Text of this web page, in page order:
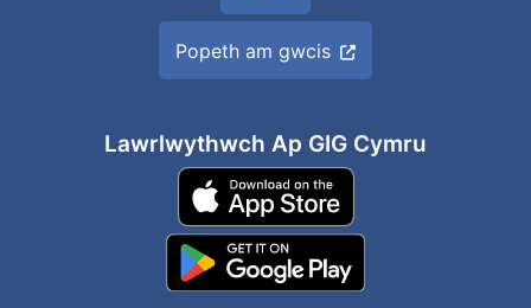
Popeth am gwcis
Lawrlwythwch Ap GIG Cymru